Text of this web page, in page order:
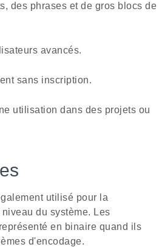
des phrases et de gros blocs de
avancés.
sans inscription.
utilisation dans des projets ou
utilisé pour la
du système. Les
en binaire quand ils
d'encodage.